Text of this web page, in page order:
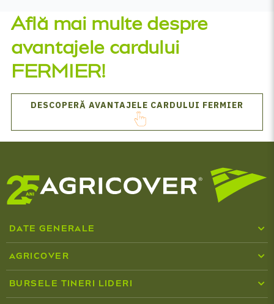
Află mai multe despre
avantajele cardului
FERMIER!
DESCOPERĂ AVANTAJELE CARDULUI FERMIER
DATE GENERALE
Cine suntem
Centru media
AGRICOVER
Inputuri agricole
BURSELE TINERI LIDERI